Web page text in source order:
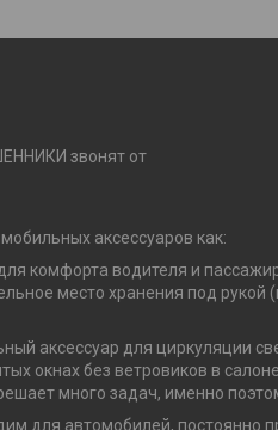
звонят от
аксессуаров как:
комфорта водителя и
место хранения под
аксессуар для циркуляции
окнах без ветровиков в
много задач, именно
для автомобилей,